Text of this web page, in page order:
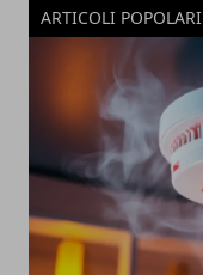
ARTICOLI POPOLARI